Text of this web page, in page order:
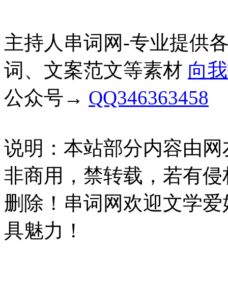
主持人串词网-专业提供
词、文案范文等素材 向
公众号→ QQ346363458
说明：本站部分内容由
非商用，禁转载，若有
删除！串词网欢迎文学
具魅力！